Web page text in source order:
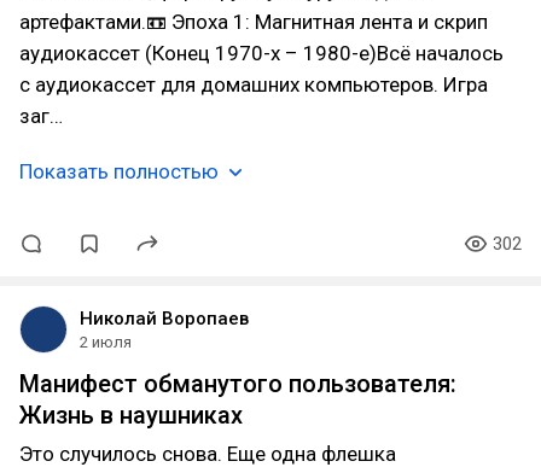
артефактами.📼 Эпоха 1: Магнитная лента и скрип
аудиокассет (Конец 1970-х – 1980-е)Всё началось
с аудиокассет для домашних компьютеров. Игра
заг…
Показать полностью
302
Николай Воропаев
2 июля
Манифест обманутого пользователя:
Жизнь в наушниках
Это случилось снова. Еще одна флешка